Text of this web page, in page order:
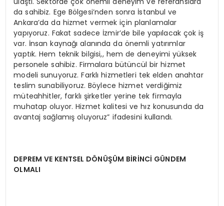
da sahibiz. Ege Bölgesi’nden sonra İstanbul ve
Ankara’da da hizmet vermek için planlamalar
yapıyoruz. Fakat sadece İzmir’de bile yapılacak çok iş
var. İnsan kaynağı alanında da önemli yatırımlar
yaptık. Hem teknik bilgisi,, hem de deneyimi yüksek
personele sahibiz. Firmalara bütüncül bir hizmet
modeli sunuyoruz. Farklı hizmetleri tek elden anahtar
teslim sunabiliyoruz. Böylece hizmet verdiğimiz
müteahhitler, farklı şirketler yerine tek firmayla
muhatap oluyor. Hizmet kalitesi ve hız konusunda da
avantaj sağlamış oluyoruz” ifadesini kullandı.
DEPREM VE KENTSEL DÖNÜŞÜM BİRİNCİ GÜNDEM
OLMALI